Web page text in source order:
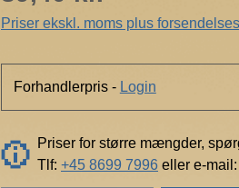
Priser ekskl. moms plus
Forhandlerpris - Login
Priser for større mængder,
Tlf: +45 8699 7996 eller e-mail: